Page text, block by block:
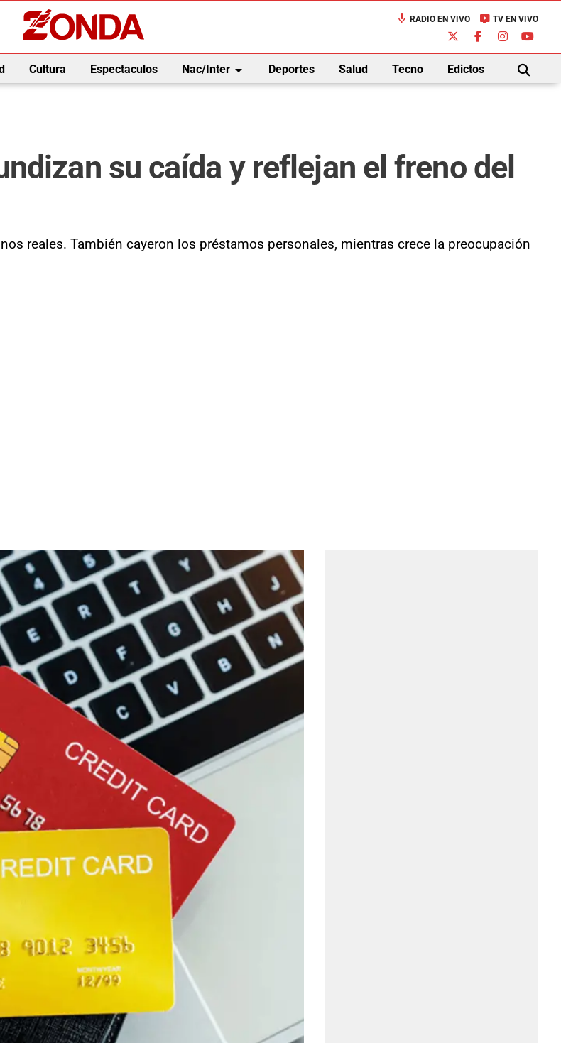
mic RADIO EN VIVO live_tv TV EN VIVO
Cultura Espectaculos Nac/Interarrow_drop_down Deportes Salud Tecno Edictos
BUSCAR
su caída y reflejan el freno del
reales. También cayeron los préstamos personales, mientras crece la preocupación